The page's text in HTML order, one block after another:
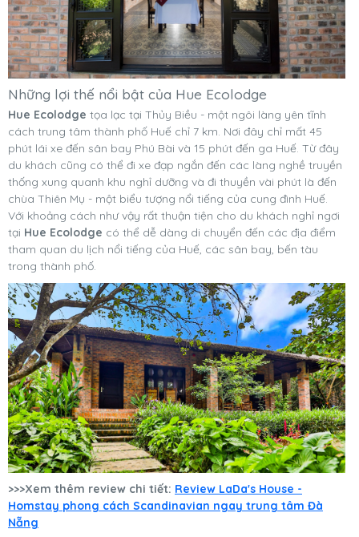
Những lợi thế nổi bật của Hue Ecolodge
Hue Ecolodge tọa lạc tại Thủy Biều - một ngôi làng yên tĩnh
cách trung tâm thành phố Huế chỉ 7 km. Nơi đây chỉ mất 45
phút lái xe đến sân bay Phú Bài và 15 phút đến ga Huế. Từ đây
du khách cũng có thể đi xe đạp ngắn đến các làng nghề truyền
thống xung quanh khu nghỉ dưỡng và đi thuyền vài phút là đến
chùa Thiên Mụ - một biểu tượng nổi tiếng của cung đình Huế.
Với khoảng cách như vậy rất thuận tiện cho du khách nghỉ ngơi
tại Hue Ecolodge có thể dễ dàng di chuyển đến các địa điểm
tham quan du lịch nổi tiếng của Huế, các sân bay, bến tàu
trong thành phố.
>>>Xem thêm review chi tiết: Review LaDa's House -
Homstay phong cách Scandinavian ngay trung tâm Đà
Nẵng